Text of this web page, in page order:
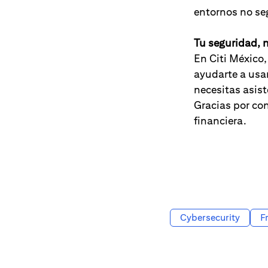
entornos no
Tu seguridad,
En Citi
ayudarte a
necesitas
Gracias por
financiera.
Cybersecurity